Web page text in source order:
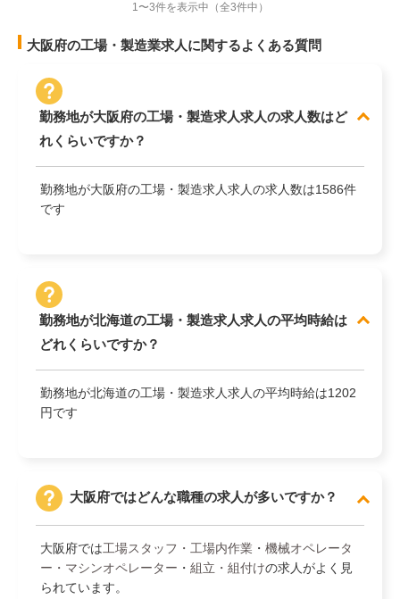
1〜3件を表示中 （全3件中）
大阪府の工場・製造業求人に関するよくある質問
勤務地が大阪府の工場・製造求人求人の求人数はど
れくらいですか？
勤務地が大阪府の工場・製造求人求人の求人数は1586件
です
勤務地が北海道の工場・製造求人求人の平均時給は
どれくらいですか？
勤務地が北海道の工場・製造求人求人の平均時給は1202
円です
大阪府ではどんな職種の求人が多いですか？
大阪府では工場スタッフ・工場内作業 ・ 機械オペレータ
ー・マシンオペレーター ・ 組立・組付けの求人がよく見
られています。